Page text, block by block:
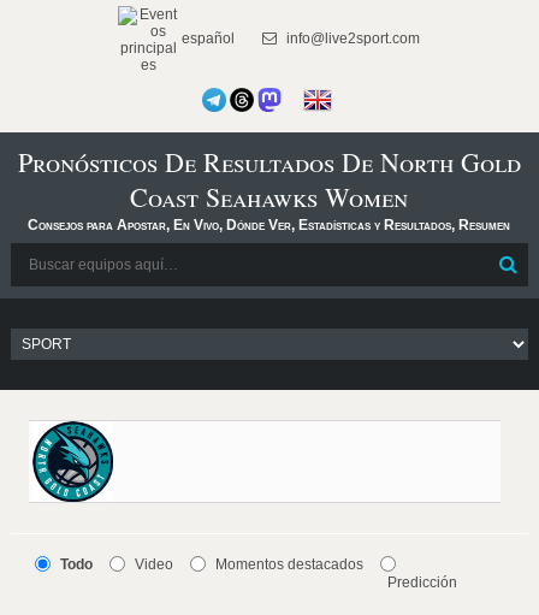
español info@live2sport.com
Pronósticos De Resultados De North Gold
Coast Seahawks Women
Consejos para Apostar, En Vivo, Dónde Ver, Estadísticas y Resultados, Resumen
Todo Video
Momentos destacados
Predicción